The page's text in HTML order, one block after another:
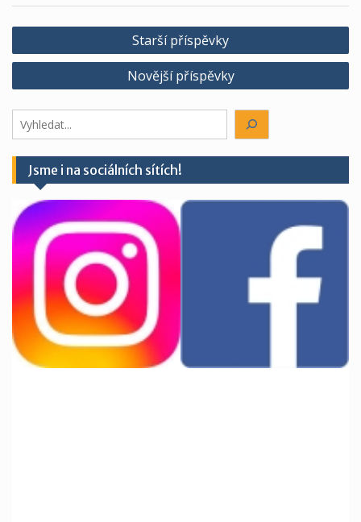
Navigace
pro
Starší příspěvky
Novější příspěvky
Hledáte
něco?
Jsme i na sociálních sítích!